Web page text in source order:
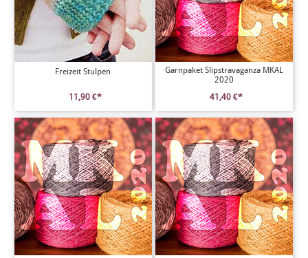
Freizeit Stulpen
11,90 €*
Garnpaket Slipstravaganza MKAL
2020
41,40 €*